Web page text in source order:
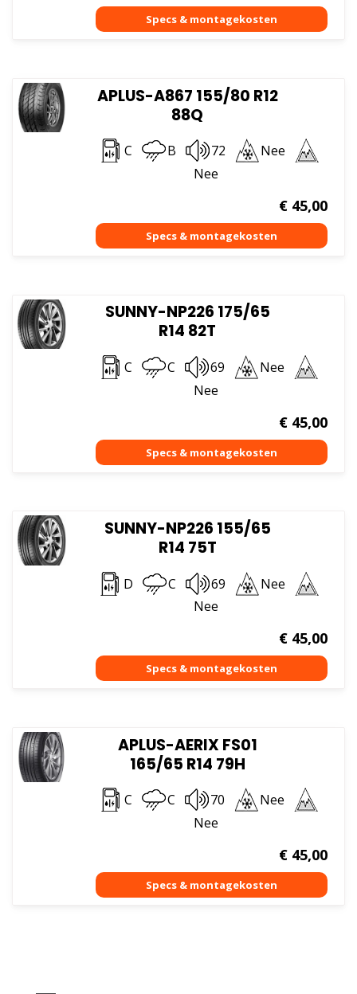
APLUS-A867 155/80 R12
88Q
C B 72
Nee
Nee
€45,00
SUNNY-NP226 175/65
R14 82T
C C 69
Nee
Nee
€45,00
SUNNY-NP226 155/65
R14 75T
D C 69
Nee
Nee
€45,00
APLUS-AERIX FS01
165/65 R14 79H
C C 70
Nee
Nee
€45,00